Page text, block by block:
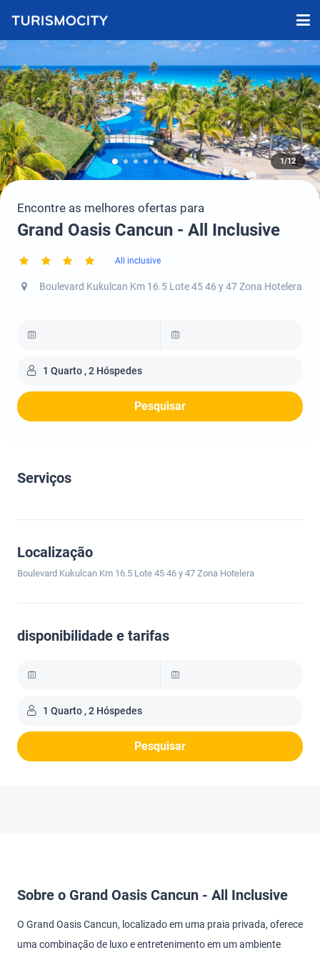
1/12
Encontre as melhores ofertas para
Grand Oasis Cancun - All Inclusive
All inclusive
Boulevard Kukulcan Km 16.5 Lote 45 46 y 47 Zona Hotelera
1 Quarto , 2 Hóspedes
Pesquisar
Serviços
Localização
Boulevard Kukulcan Km 16.5 Lote 45 46 y 47 Zona Hotelera
disponibilidade e tarifas
1 Quarto , 2 Hóspedes
Pesquisar
Sobre o Grand Oasis Cancun - All Inclusive
O Grand Oasis Cancun, localizado em uma praia privada, oferece
uma combinação de luxo e entretenimento em um ambiente